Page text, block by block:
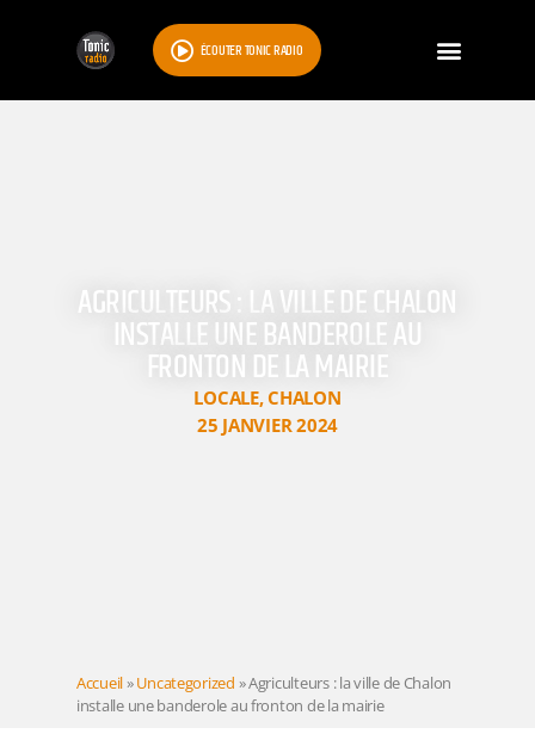
ÉCOUTER TONIC RADIO
AGRICULTEURS : LA VILLE DE CHALON
INSTALLE UNE BANDEROLE AU
FRONTON DE LA MAIRIE
LOCALE,CHALON
25 JANVIER 2024
Accueil»Uncategorized »Agriculteurs : la ville de Chalon
installe une banderole au fronton de la mairie